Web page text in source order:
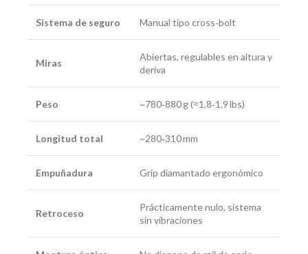
Sistema de seguro Manual tipo cross‑bolt
Miras
Abiertas, regulables en altura y
deriva
Peso ~780‑880 g (≈1,8‑1,9 lbs)
Longitud total ~280‑310 mm
Empuñadura Grip diamantado ergonómico
Retroceso
Prácticamente nulo, sistema
sin vibraciones